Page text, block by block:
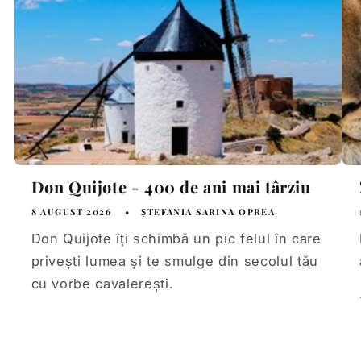
Don Quijote - 400 de ani mai târziu
8 AUGUST 2026 ȘTEFANIA SARINA OPREA
Don Quijote îți schimbă un pic felul în care
privești lumea și te smulge din secolul tău
cu vorbe cavalerești.